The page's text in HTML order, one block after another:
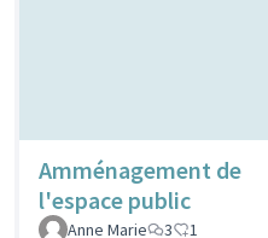
Amménagement de
l'espace public
Anne Marie
3 1